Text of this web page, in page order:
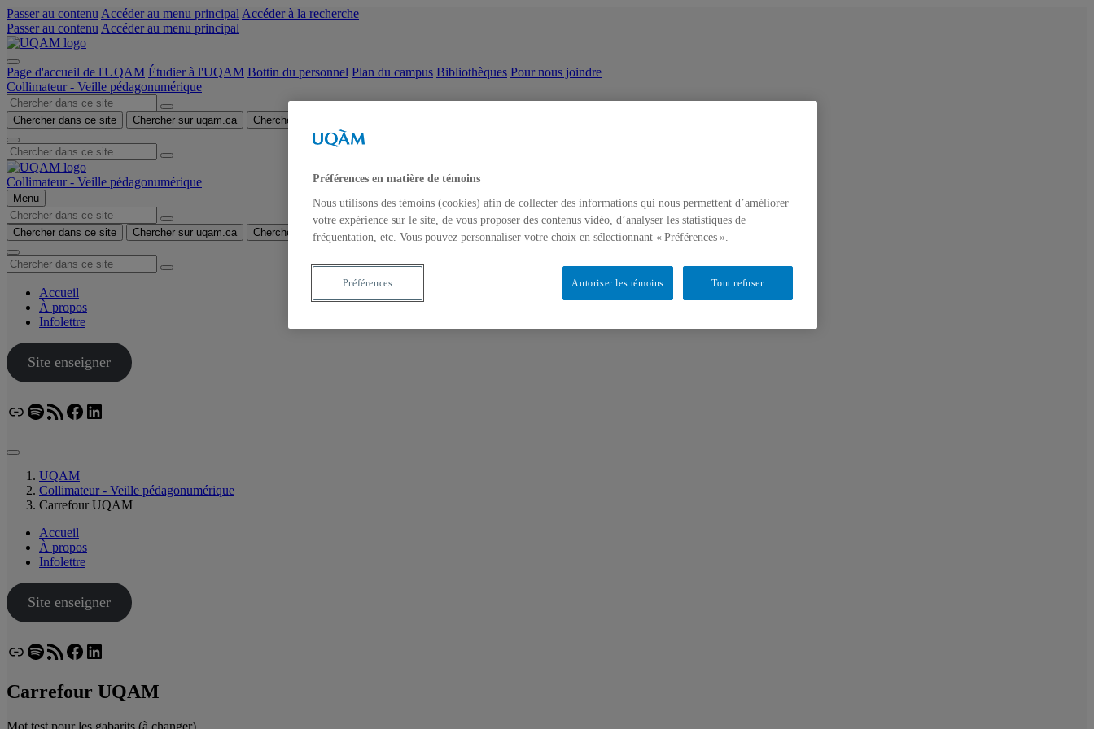
Passer au contenu Accéder au menu principal Accéder à la recherche
Passer au contenu Accéder au menu principal
Page d'accueil de l'UQAM Étudier à l'UQAM Bottin du personnel Plan du campus Bibliothèques Pour nous joindre
Collimateur - Veille pédagonumérique
Chercher dans ce site Chercher sur uqam.ca Chercher sur le web
Collimateur - Veille pédagonumérique
Menu
Chercher dans ce site Chercher sur uqam.ca Chercher sur le web
Accueil
À propos
Infolettre
Site enseigner
LienSpotify
Flux RSSFacebook
LinkedIn
UQAM
Collimateur - Veille pédagonumérique
Carrefour UQAM
Accueil
À propos
Infolettre
Site enseigner
LienSpotify
Flux RSSFacebook
LinkedIn
Carrefour UQAM
Mot test pour les gabarits (à changer)
Préférences en matière de témoins
Nous utilisons des témoins (cookies) afin de collecter des informations qui nous permettent d’améliorer
votre expérience sur le site, de vous proposer des contenus vidéo, d’analyser les statistiques de
fréquentation, etc. Vous pouvez personnaliser votre choix en sélectionnant « Préférences ».
Tout refuser
Autoriser les témoins
Préférences